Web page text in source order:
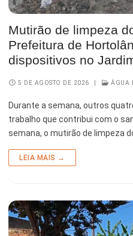
Finanças
Governo
Inclusão e Desenvolvimento
Meio Ambiente,
Climáticos
Planejamento Urbano e
Mutirão de limpeza
Prefeitura de
dispositivos no
5 DE AGOSTO DE 2026 ÁGUA
Durante a semana, outros
trabalho que contribui com o
semana, o mutirão de limpeza
LEIA MAIS →